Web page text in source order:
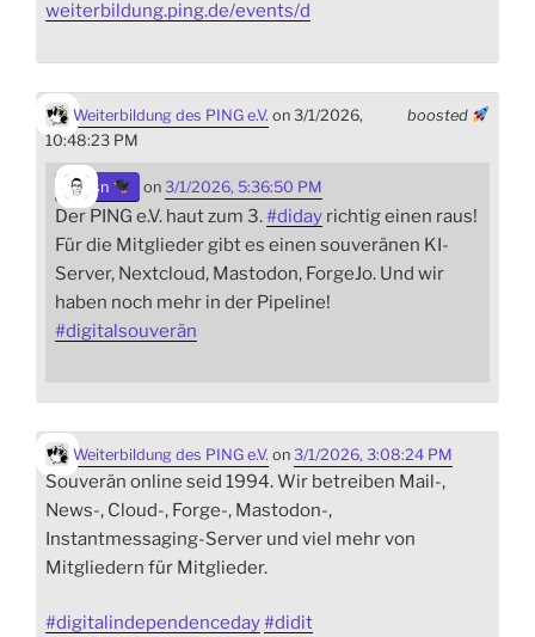
weiterbildung.ping.de/events/d
boosted
Weiterbildung des PING e.V. on 3/1/2026,
10:48:23 PM
sn on 3/1/2026, 5:36:50 PM
Der PING e.V. haut zum 3.#diday richtig einen raus!
Für die Mitglieder gibt es einen souveränen KI-
Server, Nextcloud, Mastodon, ForgeJo. Und wir
haben noch mehr in der Pipeline!
#digitalsouverän
Weiterbildung des PING e.V. on 3/1/2026, 3:08:24 PM
Souverän online seid 1994. Wir betreiben Mail-,
News-, Cloud-, Forge-, Mastodon-,
Instantmessaging-Server und viel mehr von
Mitgliedern für Mitglieder.
#digitalindependenceday#didit